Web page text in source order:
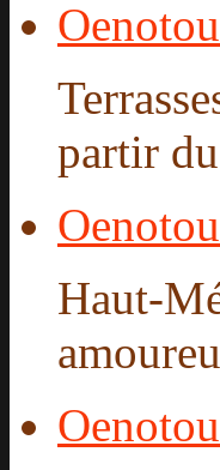
partir du
Haut-